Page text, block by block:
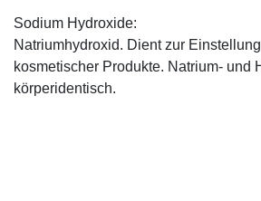
Sodium Hydroxide:
Natriumhydroxid. Dient zur
kosmetischer Produkte. Natrium- und
körperidentisch.